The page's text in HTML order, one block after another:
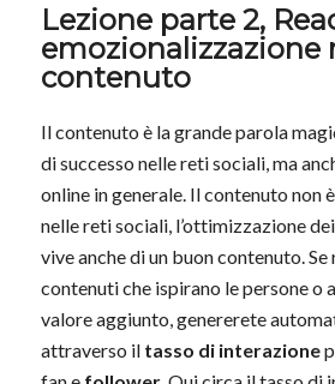
Lezione parte 2,
emozionalizzazione
contenuto
Il contenuto è la grande parola
di successo nelle reti sociali, ma
online in generale. Il contenuto non
nelle reti sociali, l’ottimizzazione
vive anche di un buon contenuto.
contenuti che ispirano le persone o
valore aggiunto, genererete
attraverso il tasso di interazione